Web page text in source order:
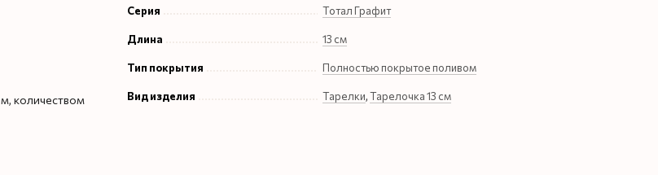
количеством
Серия Тотал Графит
Длина 13 см
Тип покрытия Полностью покрытое поливом
Вид изделия Тарелки,Тарелочка 13 см